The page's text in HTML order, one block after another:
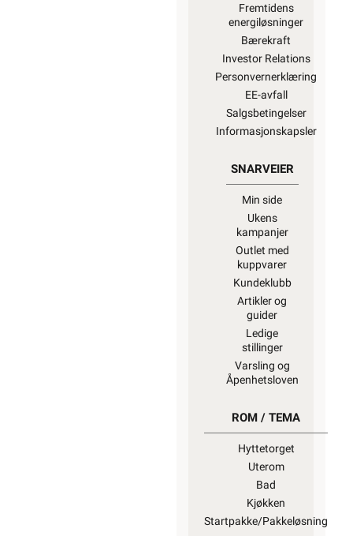
Fremtidens
energiløsninger
Bærekraft
Investor Relations
Personvernerklæring
EE-avfall
Salgsbetingelser
Informasjonskapsler
SNARVEIER
Min side
Ukens
kampanjer
Outlet med
kuppvarer
Kundeklubb
Artikler og
guider
Ledige
stillinger
Varsling og
Åpenhetsloven
ROM / TEMA
Hyttetorget
Uterom
Bad
Kjøkken
Startpakke/Pakkeløsning